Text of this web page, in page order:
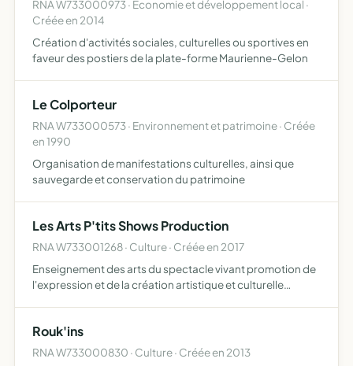
RNA W733000973 · Economie et développement local ·
Créée en 2014
Création d'activités sociales, culturelles ou sportives en
faveur des postiers de la plate-forme Maurienne-Gelon
Le Colporteur
RNA W733000573 · Environnement et patrimoine · Créée
en 1990
Organisation de manifestations culturelles, ainsi que
sauvegarde et conservation du patrimoine
Les Arts P'tits Shows Production
RNA W733001268 · Culture · Créée en 2017
Enseignement des arts du spectacle vivant promotion de
l'expression et de la création artistique et culturelle
Rouk'ins
RNA W733000830 · Culture · Créée en 2013